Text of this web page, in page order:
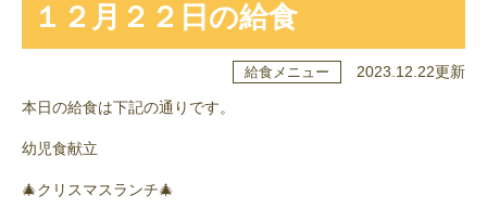
１２月２２日の給食
給食メニュー 2023.12.22更新
本日の給食は下記の通りです。
幼児食献立
🎄クリスマスランチ🎄